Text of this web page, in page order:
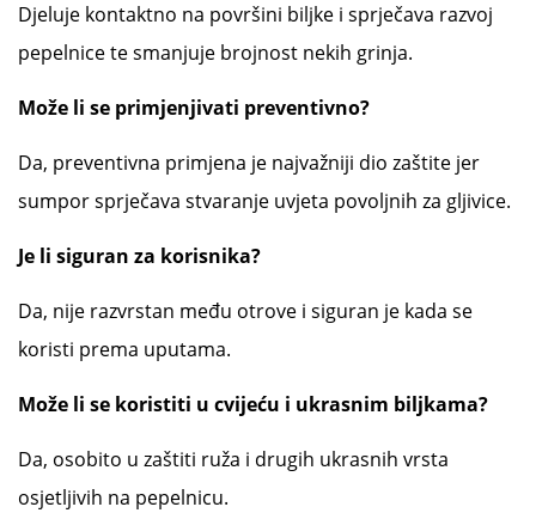
Djeluje kontaktno na površini biljke i sprječava razvoj
pepelnice te smanjuje brojnost nekih grinja.
Može li se primjenjivati preventivno?
Da, preventivna primjena je najvažniji dio zaštite jer
sumpor sprječava stvaranje uvjeta povoljnih za gljivice.
Je li siguran za korisnika?
Da, nije razvrstan među otrove i siguran je kada se
koristi prema uputama.
Može li se koristiti u cvijeću i ukrasnim biljkama?
Da, osobito u zaštiti ruža i drugih ukrasnih vrsta
osjetljivih na pepelnicu.